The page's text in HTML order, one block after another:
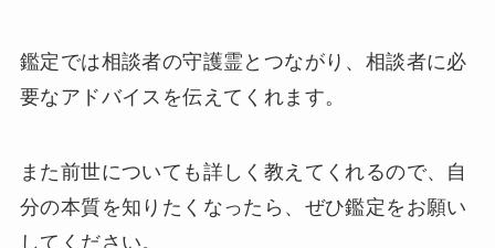
鑑定では相談者の守護霊とつながり、相談者に必
要なアドバイスを伝えてくれます。
また前世についても詳しく教えてくれるので、自
分の本質を知りたくなったら、ぜひ鑑定をお願い
してください。